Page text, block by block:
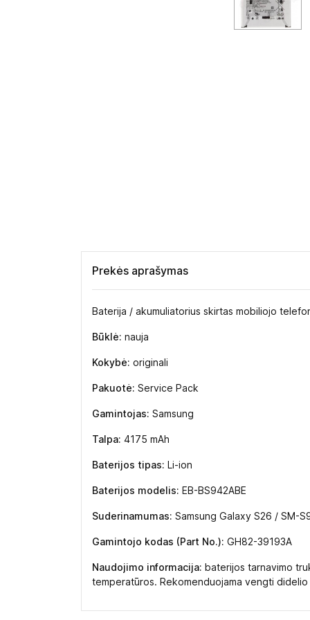
Prekės aprašymas
Baterija / akumuliatorius skirtas mobiliojo
Būklė: nauja
Kokybė: originali
Pakuotė: Service Pack
Gamintojas: Samsung
Talpa: 4175 mAh
Baterijos tipas: Li-ion
Baterijos modelis: EB-BS942ABE
Suderinamumas: Samsung Galaxy S26 / SM-
Gamintojo kodas (Part No.): GH82-39193A
Naudojimo informacija: baterijos tarnavimo
temperatūros. Rekomenduojama vengti